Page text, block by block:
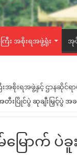
ြီး အစိုးရအဖွဲ့ရုံး အု
အစိုးရအဖွဲ့နှင့် ဌာနဆိုင်ရာမ
းပြိုင်ပွဲ ဆုချီးမြှင့်ပွဲ အခ
ြောက် ပဲခူ